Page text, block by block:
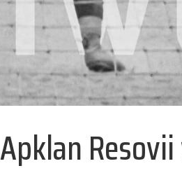
Resovii